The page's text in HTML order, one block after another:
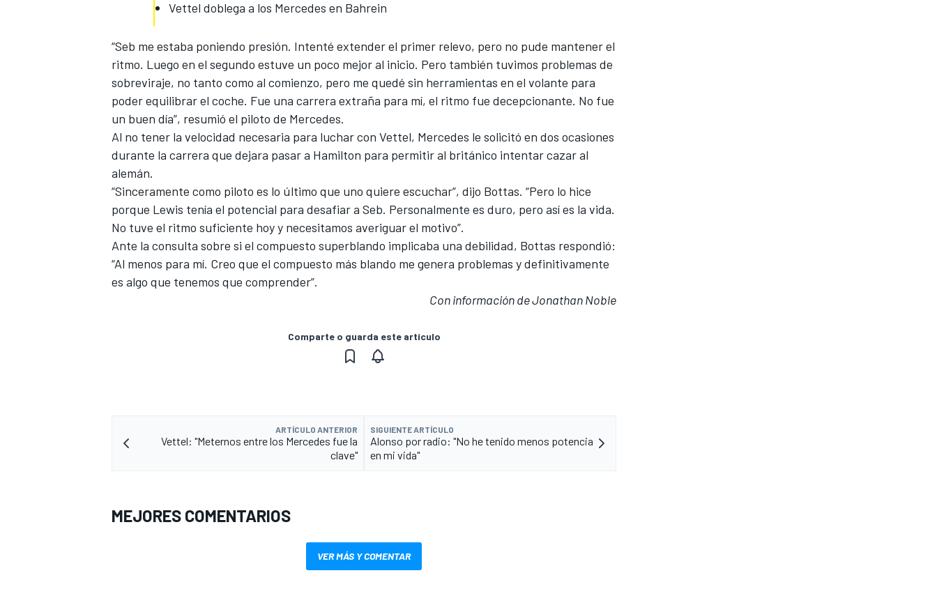
Vettel doblega a los Mercedes en Bahrein
“Seb me estaba poniendo presión. Intenté extender el primer relevo, pero no pude mantener el
ritmo. Luego en el segundo estuve un poco mejor al inicio. Pero también tuvimos problemas de
sobreviraje, no tanto como al comienzo, pero me quedé sin herramientas en el volante para
poder equilibrar el coche. Fue una carrera extraña para mí, el ritmo fue decepcionante. No fue
un buen día”, resumió el piloto de Mercedes.
Al no tener la velocidad necesaria para luchar con Vettel, Mercedes le solicitó en dos ocasiones
durante la carrera que dejara pasar a Hamilton para permitir al británico intentar cazar al
alemán.
“Sinceramente como piloto es lo último que uno quiere escuchar”, dijo Bottas. “Pero lo hice
porque Lewis tenía el potencial para desafiar a Seb. Personalmente es duro, pero así es la vida.
No tuve el ritmo suficiente hoy y necesitamos averiguar el motivo”.
Ante la consulta sobre si el compuesto superblando implicaba una debilidad, Bottas respondió:
“Al menos para mí. Creo que el compuesto más blando me genera problemas y definitivamente
es algo que tenemos que comprender”.
Con información de Jonathan Noble
Comparte o guarda este artículo
ARTÍCULO ANTERIOR
Vettel: "Meternos entre los Mercedes fue la
clave"
SIGUIENTE ARTÍCULO
Alonso por radio: "No he tenido menos potencia
en mi vida"
MEJORES COMENTARIOS
VER MÁS Y COMENTAR